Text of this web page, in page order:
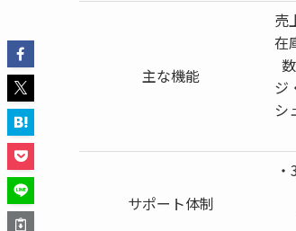
主な機能
売
在
ジ
シ
サポート体制